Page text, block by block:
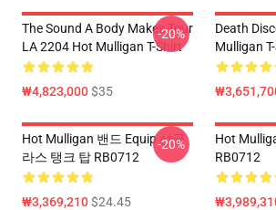
The Sound A Body Makes Tour
LA 2204 Hot Mulligan T-Shirt
₩4,823,000$35
-20%
Death
Mulligan
Hot Mulligan 밴드 Equip 선글
라스 탱크 탑 RB0712
₩3,369,210$24.45
-20%
Hot
RB0712